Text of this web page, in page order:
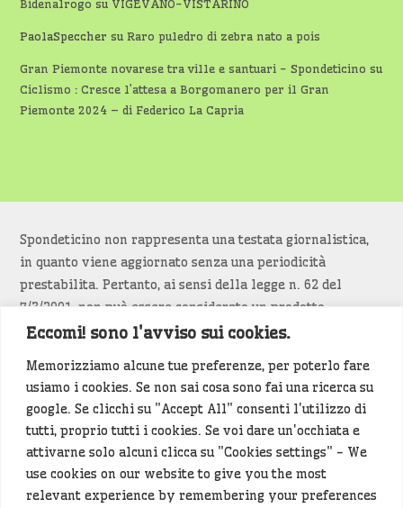
Eccomi! sono l'avviso sui cookies.
Memorizziamo alcune tue preferenze, per poterlo fare
usiamo i cookies. Se non sai cosa sono fai una ricerca su
google. Se clicchi su "Accept All" consenti l'utilizzo di
tutti, proprio tutti i cookies. Se voi dare un'occhiata e
attivarne solo alcuni clicca su "Cookies settings" - We
use cookies on our website to give you the most
relevant experience by remembering your preferences
Bidenalrogo su VIGEVANO-VISTARINO
PaolaSpeccher suRaro puledro di zebra nato a pois
Gran Piemonte novarese tra ville e santuari - Spondeticino su
Ciclismo : Cresce l’attesa a Borgomanero per il Gran
Piemonte 2024 – di Federico La Capria
Spondeticino non rappresenta una testata giornalistica,
in quanto viene aggiornato senza una periodicità
prestabilita. Pertanto, ai sensi della legge n. 62 del
7/3/2001, non può essere considerato un prodotto
editoriale.
Siamo attenti a non violare copyright e diritti
d’immagine. Se un contenuto è di tua proprietà e vuoi
richiederne la rimozionediccelo(<- clicca per inviarci un
messaggio).
Alcuni articoli sono generati in bozza rielaborando, con
l'intelligenza artificiale generativa, contenuti